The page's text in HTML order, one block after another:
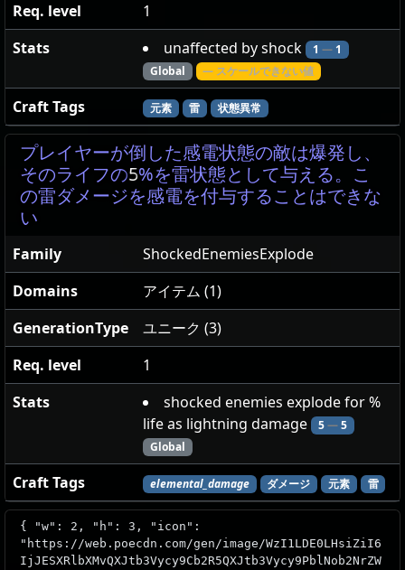
Req. level
1
Stats
unaffected by shock 1 —1
Global
— スケールできない値
Craft Tags 元素 雷 状態異常
プレイヤーが倒した感電状態の敵は爆発し、
そのライフの5%を雷状態として与える。こ
の雷ダメージを感電を付与することはできな
い
Family
ShockedEnemiesExplode
Domains
アイテム (1)
GenerationType
ユニーク (3)
Req. level
1
Stats
shocked enemies explode for %
life as lightning damage
5—5
Global
Craft Tags elemental_damage ダメージ 元素 雷
{ "w": 2, "h": 3, "icon":
"https://web.poecdn.com/gen/image/WzI1LDE0LHsiZiI6
IjJESXRlbXMvQXJtb3Vycy9Cb2R5QXJtb3Vycy9PblNob2NrZW